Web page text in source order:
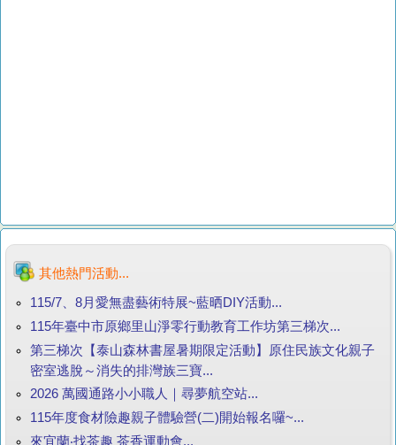
其他熱門活動...
115/7、8月愛無盡藝術特展~藍晒DIY活動...
115年臺中市原鄉里山淨零行動教育工作坊第三梯次...
第三梯次【泰山森林書屋暑期限定活動】原住民族文化親子
密室逃脫～消失的排灣族三寶...
2026 萬國通路小小職人｜尋夢航空站...
115年度食材險趣親子體驗營(二)開始報名囉~...
來宜蘭‧找茶趣 茶香運動會...